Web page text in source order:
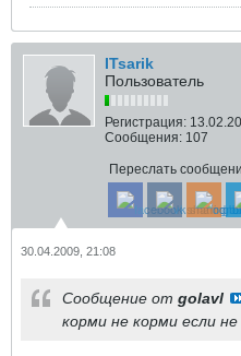
ITsarik
Пользователь
Регистрация:
Сообщения: 107
Переслать
30.04.2009, 21:08
Сообщение от golavl
корми не корми если